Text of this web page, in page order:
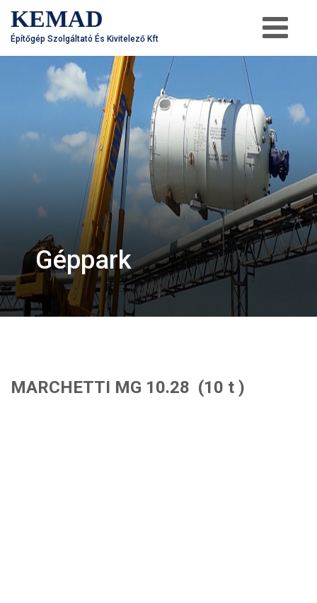
KEMAD
Építőgép Szolgáltató És Kivitelező Kft
Géppark
MARCHETTI MG 10.28 (10 t )